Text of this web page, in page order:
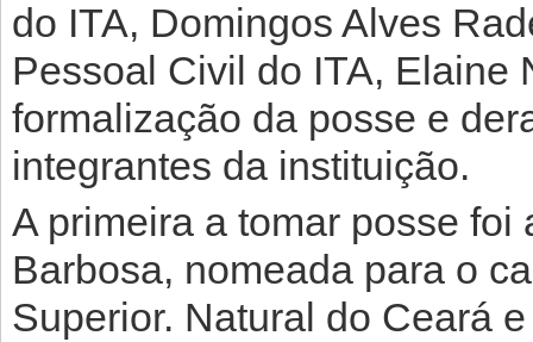
do ITA, Domingos Alves
Pessoal Civil do ITA, Elaine
formalização da posse e
integrantes da instituição.
A primeira a tomar posse
Barbosa, nomeada para o
Superior. Natural do Ceará